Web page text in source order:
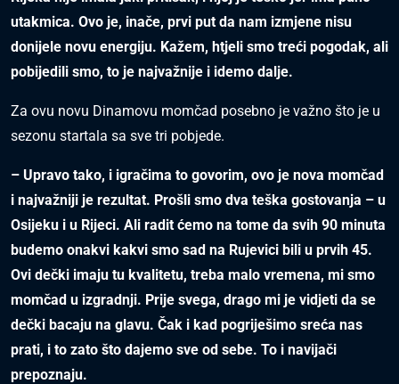
utakmica. Ovo je, inače, prvi put da nam izmjene nisu
donijele novu energiju. Kažem, htjeli smo treći pogodak, ali
pobijedili smo, to je najvažnije i idemo dalje.
Za ovu novu Dinamovu momčad posebno je važno što je u
sezonu startala sa sve tri pobjede.
– Upravo tako, i igračima to govorim, ovo je nova momčad
i najvažniji je rezultat. Prošli smo dva teška gostovanja – u
Osijeku i u Rijeci. Ali radit ćemo na tome da svih 90 minuta
budemo onakvi kakvi smo sad na Rujevici bili u prvih 45.
Ovi dečki imaju tu kvalitetu, treba malo vremena, mi smo
momčad u izgradnji. Prije svega, drago mi je vidjeti da se
dečki bacaju na glavu. Čak i kad pogriješimo sreća nas
prati, i to zato što dajemo sve od sebe. To i navijači
prepoznaju.